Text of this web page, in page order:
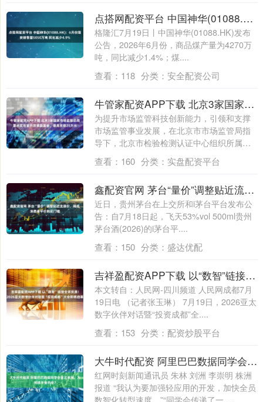
点搭网配资平台 中国神华(01088.HK)：6月份煤炭销售量5050万吨 同比减少4.9%
格隆汇7月19日丨中国神华(01088.HK)发布
公告，2026年6月份，商品煤产量为4270万
吨，同比减少1.4%；煤....
查看： 118 分类： 安全配资公司
牛管家配资APP下载 北京3家国家市场监管总局重点实验室开放课题基金，最高资助20万元
为提升市场监管科技创新能力，引领和支撑
市场监管事业发展，在北京市市场监管局指
导下，北京市检验检测认证中心组织所属三
家国家....
查看： 160 分类： 实盘配资平台
鑫配资官网 茅台“量价”调整贴近流通价，降低消费者平价购买门槛
近日，贵州茅台在上交所和i茅台平台发布公
告：自7月18日起，飞天53%vol 500ml贵州
茅台酒(2026)的i茅台平....
查看： 150 分类： 盛达优配
吉祥盈配资APP下载 以“数智”链接全球资源！2026亚太数字伙伴对话暨“投资成都”大会即将启幕
本文转自：人民网-四川频道 人民网成都7月
19日电 （记者张玉琳） 7月19日，2026亚太
数字伙伴对话暨“投资成都”全....
查看： 153 分类： 配资炒股平台
大牛时代配资 阿里巴巴数据同学会首次来湘，为何选千金药业？
红网时刻新闻通讯员 朱林 刘洲 李崇明 株洲
报道 “我认为要加强轻应用的开发，加快全员
数智化转型速度。”“同学会传递了一....